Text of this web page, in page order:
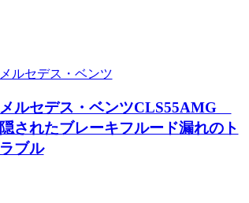
メルセデス・ベンツ
メルセデス・ベンツCLS55AMG
隠されたブレーキフルード漏れのト
ラブル